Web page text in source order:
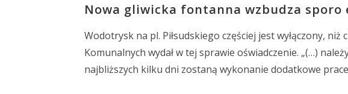
Nowa gliwicka fontanna wzbudza sporo
Wodotrysk na pl. Piłsudskiego częściej jest wyłączony,
Komunalnych wydał w tej sprawie oświadczenie. „(…)
najbliższych kilku dni zostaną wykonanie dodatkowe